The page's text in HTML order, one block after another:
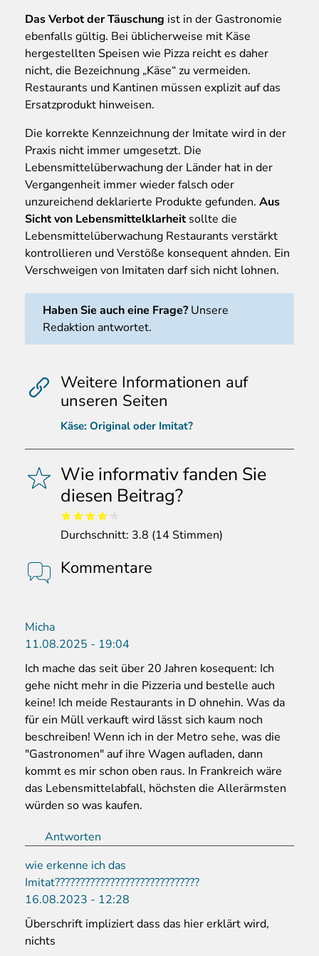
Das Verbot der Täuschung ist in der Gastronomie
ebenfalls gültig. Bei üblicherweise mit Käse
hergestellten Speisen wie Pizza reicht es daher
nicht, die Bezeichnung „Käse“ zu vermeiden.
Restaurants und Kantinen müssen explizit auf das
Ersatzprodukt hinweisen.
Die korrekte Kennzeichnung der Imitate wird in der
Praxis nicht immer umgesetzt. Die
Lebensmittelüberwachung der Länder hat in der
Vergangenheit immer wieder falsch oder
unzureichend deklarierte Produkte gefunden. Aus
Sicht von Lebensmittelklarheitsollte die
Lebensmittelüberwachung Restaurants verstärkt
kontrollieren und Verstöße konsequent ahnden. Ein
Verschweigen von Imitaten darf sich nicht lohnen.
Haben Sie auch eine Frage? Unsere
Redaktion antwortet.
Weitere Informationen auf
unseren Seiten
Käse: Original oder Imitat?
Wie informativ fanden Sie
diesen Beitrag?
Durchschnitt: 3.8 (14 Stimmen)
Kommentare
Micha
11.08.2025 - 19:04
Ich mache das seit über 20 Jahren kosequent: Ich
gehe nicht mehr in die Pizzeria und bestelle auch
keine! Ich meide Restaurants in D ohnehin. Was da
für ein Müll verkauft wird lässt sich kaum noch
beschreiben! Wenn ich in der Metro sehe, was die
"Gastronomen" auf ihre Wagen aufladen, dann
kommt es mir schon oben raus. In Frankreich wäre
das Lebensmittelabfall, höchsten die Allerärmsten
würden so was kaufen.
Antworten
wie erkenne ich das
Imitat?????????????????????????????
16.08.2023 - 12:28
Überschrift impliziert dass das hier erklärt wird,
nichts